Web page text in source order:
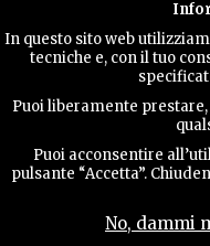
In questo sito web
tecniche e, con il tuo
Puoi liberamente
Puoi acconsentire
pulsante “Accetta”.
No, dammi
TERRITORY
CONTACTS